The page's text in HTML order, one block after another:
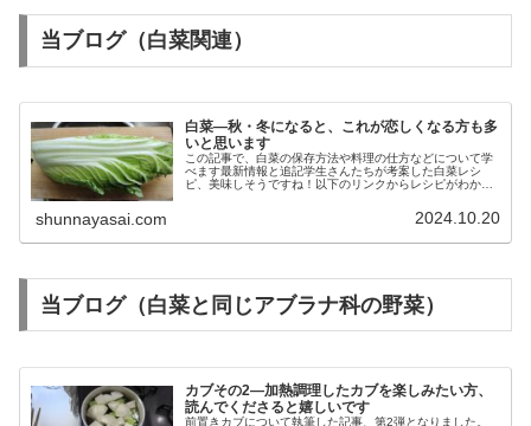
当ブログ（白菜関連）
白菜―秋・冬になると、これが恋しくなる方も多
いと思います
この記事で、白菜の保存方法や料理の仕方などについて学
べます最新情報と追記学生さんたちが考案した白菜レシ
ピ、美味しそうですね！以下のリンクからレシピがわかり
shunnayasai.com 2024.10.20
当ブログ（白菜と同じアブラナ科の野菜）
カブその2―加熱調理したカブを楽しみたい方、
読んでくださると嬉しいです
前置きカブについて執筆した記事、第2弾となりました。